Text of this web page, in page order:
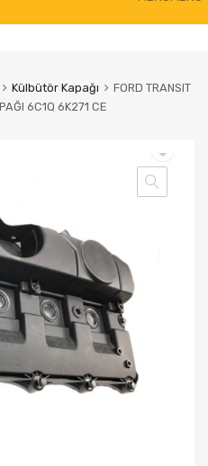
Külbütör Kapağı
FORD TRANSIT
6C1Q 6K271 CE